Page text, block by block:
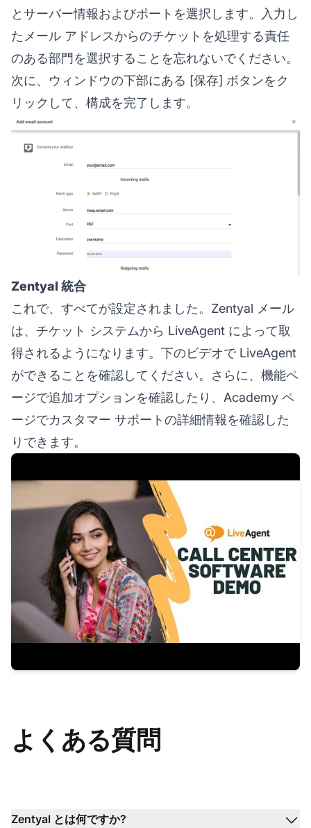
とサーバー情報およびポートを選択します。入力し
たメール アドレスからのチケットを処理する責任
のある部門を選択することを忘れないでください。
次に、ウィンドウの下部にある [保存] ボタンをク
リックして、構成を完了します。
Zentyal 統合
これで、すべてが設定されました。Zentyal メール
は、チケット システムから LiveAgent によって取
得されるようになります。下のビデオで LiveAgent
ができることを確認してください。さらに、機能ペ
ージで追加オプションを確認したり、Academy ペ
ージでカスタマー サポートの詳細情報を確認した
りできます。
よくある質問
Zentyal とは何ですか?